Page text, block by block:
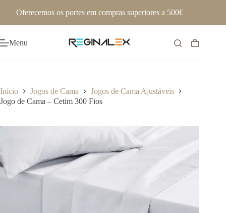
Oferecemos os portes em compras superiores a 500€
Menu
Carrinho
Início Jogos de Cama
Jogos de Cama Ajustáveis
Jogo de Cama – Cetim 300 Fios